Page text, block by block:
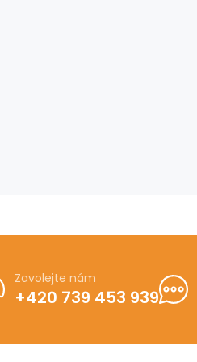
Zavolejte nám
+420 739 453 939